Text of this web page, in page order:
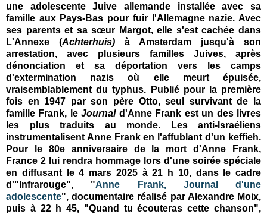
une adolescente Juive allemande installée avec sa
famille aux Pays-Bas pour fuir l'Allemagne nazie. Avec
ses parents et sa sœur Margot, elle s'est cachée dans
L'Annexe (Achterhuis) à Amsterdam jusqu'à son
arrestation, avec plusieurs familles Juives, après
dénonciation et sa déportation vers les camps
d'extermination nazis où elle meurt épuisée,
vraisemblablement du typhus. Publié pour la première
fois en 1947 par son père Otto, seul survivant de la
famille Frank, leJournald'Anne Frank est un des livres
les plus traduits au monde. Les anti-Israéliens
instrumentalisent Anne Frank en l'affublant d'un keffieh.
Pour le 80e anniversaire de la mort d'Anne Frank,
France 2 lui rendra hommage lors d'une soirée spéciale
en diffusant le 4 mars 2025 à21 h 10, dans le cadre
d'"Infrarouge", "Anne Frank, Journal d'une
adolescente", documentaire réalisé par Alexandre Moix,
puis à 22 h 45, "Quand tu écouteras cette chanson",